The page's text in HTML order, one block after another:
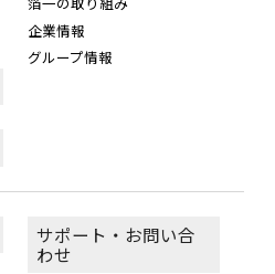
企業情報
グループ情報
サポート・お問い合
わせ